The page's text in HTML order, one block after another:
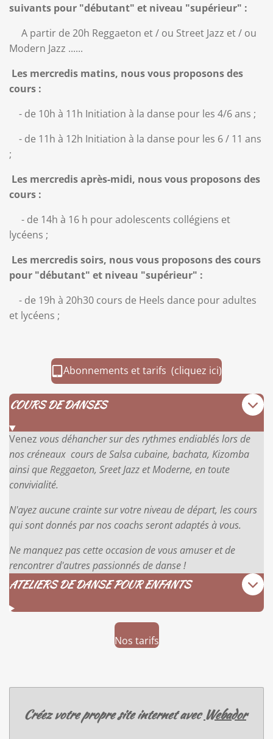
suivants pour "débutant" et niveau "supérieur" :
A partir de 20h Reggaeton et / ou Street Jazz et / ou
Modern Jazz ......
Les mercredis matins, nous vous proposons des
cours :
- de 10h à 11h Initiation à la danse pour les 4/6 ans ;
- de 11h à 12h Initiation à la danse pour les 6 / 11 ans
;
Les mercredis après-midi, nous vous proposons des
cours :
- de 14h à 16 h pour adolescents collégiens et
lycéens ;
Les mercredis soirs, nous vous proposons des cours
pour "débutant" et niveau "supérieur" :
- de 19h à 20h30 cours de Heels dance pour adultes
et lycéens ;
Abonnements et tarifs (cliquez ici)
COURS DE DANSES
Venez vous déhancher sur des rythmes endiablés lors de
nos créneaux cours de Salsa cubaine, bachata, Kizomba
ainsi que Reggaeton, Sreet Jazz et Moderne, en toute
convivialité.
N'ayez aucune crainte sur votre niveau de départ, les cours
qui sont donnés par nos coachs seront adaptés à vous.
Ne manquez pas cette occasion de vous amuser et de
rencontrer d'autres passionnés de danse !
ATELIERS DE DANSE POUR ENFANTS
Nos tarifs
Créez votre propre site internet avec Webador